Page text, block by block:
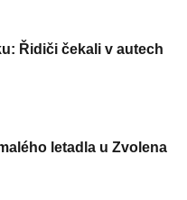
Řidiči čekali v autech
letadla u Zvolena